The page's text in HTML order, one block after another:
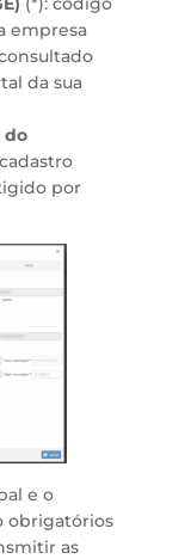
empresa
da sua
do
por
e o
obrigatórios
as